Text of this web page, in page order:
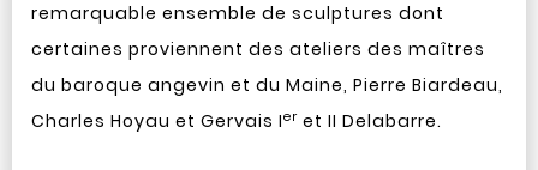
remarquable ensemble de sculptures dont
certaines proviennent des ateliers des maîtres
du baroque angevin et du Maine, Pierre Biardeau,
Charles Hoyau et Gervais Ieret II Delabarre.